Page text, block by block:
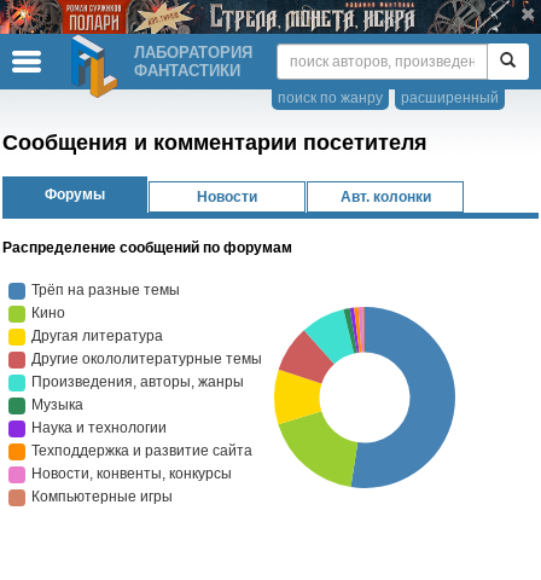
ЛАБОРАТОРИЯ
ФАНТАСТИКИ
расширенный
поиск по жанру
Сообщения и комментарии посетителя
Форумы Новости Авт. колонки
Распределение сообщений по форумам